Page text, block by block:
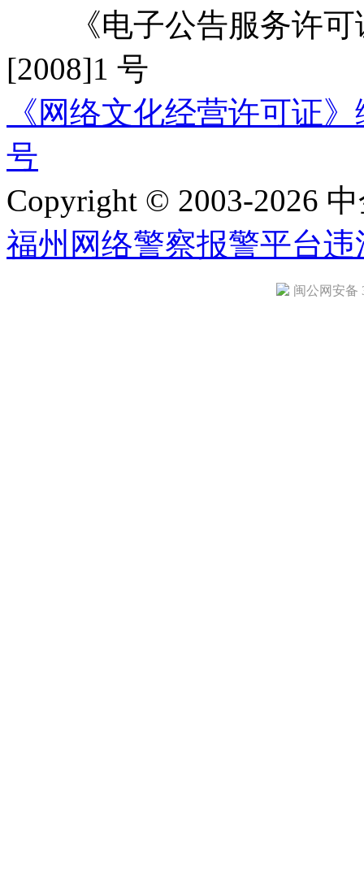
《电子公告服务许可
[2008]1 号
《网络文化经营许可证
号
Copyright © 2003-2026
福州网络警察报警平台违
闽公网安备